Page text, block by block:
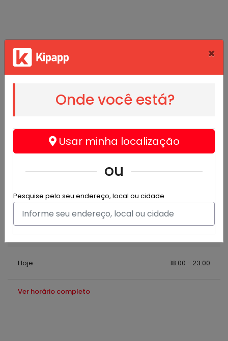
×
Onde você está?
Usar minha localização
ou
Pesquise pelo seu endereço, local ou cidade
Sushi_Lay
Alimentos e bebidas - Comida Japonesa
Faço delivery de sushis em ji-paraná desde 2015
Rua Fernandão , 1022 - Ji-Paraná
Horário de Funcionamento
Hoje 18:00 - 23:00
Ver horário completo